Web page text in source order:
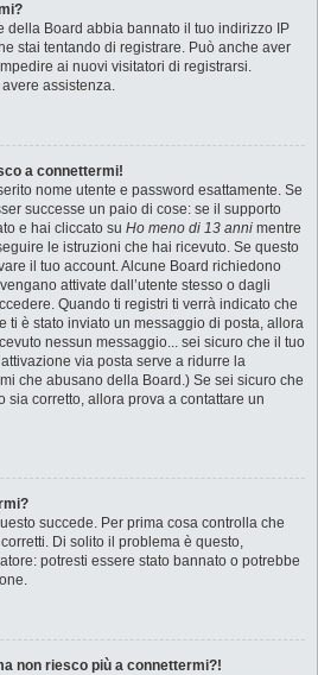
della Board abbia bannato il tuo indirizzo IP
stai tentando di registrare. Può anche aver
ai nuovi visitatori di registrarsi.
assistenza.
a connettermi!
nome utente e password esattamente. Se
successe un paio di cose: se il supporto
e hai cliccato su Ho meno di 13 anni mentre
le istruzioni che hai ricevuto. Se questo
il tuo account. Alcune Board richiedono
attivate dall’utente stesso o dagli
Quando ti registri ti verrà indicato che
ti è stato inviato un messaggio di posta, allora
nessun messaggio... sei sicuro che il tuo
via posta serve a ridurre la
che abusano della Board.) Se sei sicuro che
sia corretto, allora prova a contattare un
succede. Per prima cosa controlla che
Di solito il problema è questo,
potresti essere stato bannato o potrebbe
non riesco più a connettermi?!